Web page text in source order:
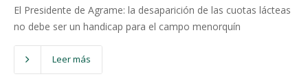
El Presidente de Agrame: la desaparición de las cuotas lácteas
no debe ser un handicap para el campo menorquín
Leer más